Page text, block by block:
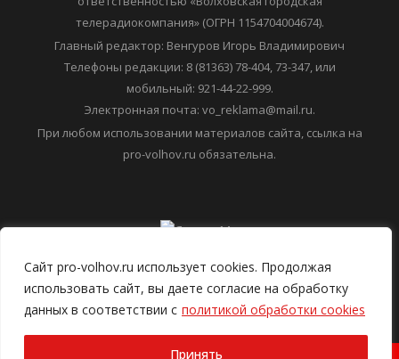
Сайт pro-volhov.ru использует cookies. Продолжая
использовать сайт, вы даете согласие на обработку
данных в соответствии с политикой обработки cookies
Принять
телерадиокомпания» (ОГРН 1154704004674).
Главный редактор: Венгуров Игорь Владимирович
Телефоны редакции: 8 (81363) 78-404, 73-347, или
мобильный: 921-44-22-999.
Электронная почта: vo_reklama@mail.ru.
При любом использовании материалов сайта, ссылка на
pro-volhov.ru обязательна.